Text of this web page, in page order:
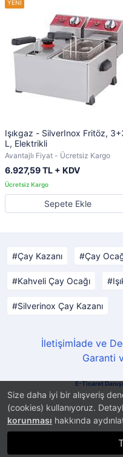
Size daha iyi bir alışveriş
(cookies) kullanıyoruz.
korunması hakkında
Işıkgaz - SilverInox Fritöz,
L, Elektrikli
Avantajlı Fiyat - Ücretsiz Kargo
6.927,59 TL + KDV
Sepete Ekle
Çay Kazanı Çay
Kahveli Çay Ocağı
Silverinox Çay Kazanı
İletişimİade ve
Garanti
E-Ticaret
E-